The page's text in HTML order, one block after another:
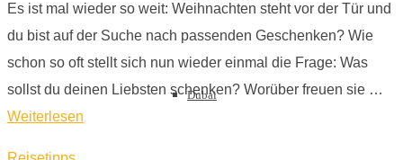
Dubai
Es ist mal wieder so weit: Weihnachten steht vor der Tür und
du bist auf der Suche nach passenden Geschenken? Wie
schon so oft stellt sich nun wieder einmal die Frage: Was
sollst du deinen Liebsten schenken? Worüber freuen sie …
Weiterlesen